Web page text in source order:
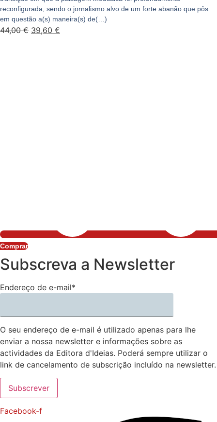
reconfigurada, sendo o jornalismo alvo de um forte abanão que pôs
em questão a(s) maneira(s) de(…)
44,00€ 39,60 €
Comprar
Subscreva a Newsletter
Endereço de e-mail*
O seu endereço de e-mail é utilizado apenas para lhe
enviar a nossa newsletter e informações sobre as
actividades da Editora d'Ideias. Poderá sempre utilizar o
link de cancelamento de subscrição incluído na newsletter.
Facebook-f